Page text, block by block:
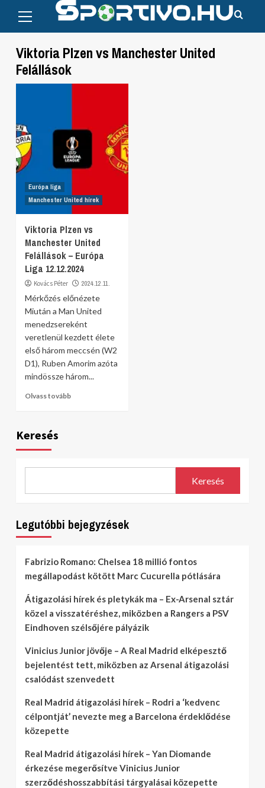
content
Menu
Viktoria Plzen vs Manchester United
Felállások
Európa liga
Manchester United hírek
Viktoria Plzen vs
Manchester United
Felállások – Európa
Liga 12.12.2024
Kovács Péter 2024.12.11.
Mérkőzés előnézete
Miután a Man United
menedzsereként
veretlenül kezdett élete
első három meccsén (W2
D1), Ruben Amorim azóta
mindössze három...
Olvass tovább
Keresés
Keresés
Legutóbbi bejegyzések
Fabrizio Romano: Chelsea 18 millió fontos
megállapodást kötött Marc Cucurella pótlására
Átigazolási hírek és pletykák ma – Ex-Arsenal sztár
közel a visszatéréshez, miközben a Rangers a PSV
Eindhoven szélsőjére pályázik
Vinicius Junior jövője – A Real Madrid elképesztő
bejelentést tett, miközben az Arsenal átigazolási
csalódást szenvedett
Real Madrid átigazolási hírek – Rodri a ‘kedvenc
célpontját’ nevezte meg a Barcelona érdeklődése
közepette
Real Madrid átigazolási hírek – Yan Diomande
érkezése megerősítve Vinicius Junior
szerződéshosszabbítási tárgyalásai közepette